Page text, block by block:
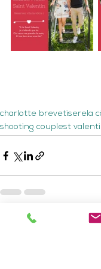
charlotte brevetiserela
shooting couplest
Related Posts